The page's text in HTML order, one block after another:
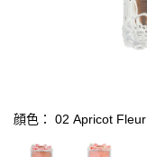
顔色： 02 Apricot Fleur